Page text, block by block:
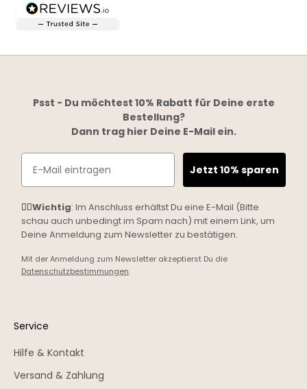
Psst - Du möchtest 10% Rabatt für Deine erste
Bestellung?
Dann trag hier Deine E-Mail ein.
Email
Jetzt 10% sparen
☝🏼Wichtig: Im Anschluss erhältst Du eine E-Mail (Bitte
schau auch unbedingt im Spam nach) mit einem Link, um
Deine Anmeldung zum Newsletter zu bestätigen.
Mit der Anmeldung zum Newsletter akzeptierst Du die
Datenschutzbestimmungen.
Service
Hilfe & Kontakt
Versand & Zahlung